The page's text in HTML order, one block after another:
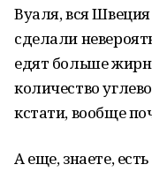
Вуаля, вся
сделали
едят больше
количество
кстати, вообще
А еще, знаете,